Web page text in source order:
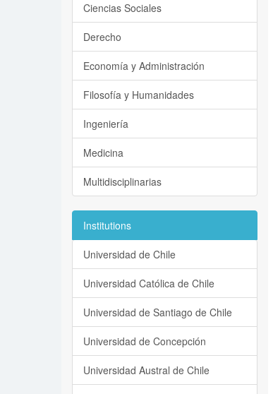
Ciencias Sociales
Derecho
Economía y Administración
Filosofía y Humanidades
Ingeniería
Medicina
Multidisciplinarias
Institutions
Universidad de Chile
Universidad Católica de Chile
Universidad de Santiago de Chile
Universidad de Concepción
Universidad Austral de Chile